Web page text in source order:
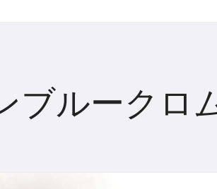
ブルークロ